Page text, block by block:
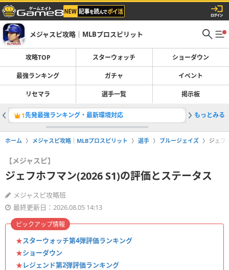
メジャスピ攻略｜MLBプロスピリット
攻略TOP スターウォッチ ショーダウン
最強ランキング ガチャ イベント
リセマラ 選手一覧 掲示板
1先発最強ランキング・最新環境対応 2OTWお
もっとみる
ホーム メジャスピ攻略｜MLBプロスピリット 選手 ブルージェイズ ジェフ
【メジャスピ】
ジェフホフマン(2026 S1)の評価とステータス
メジャスピ攻略班
最終更新日：2026.08.05 14:13
★スターウォッチ第4弾評価ランキング
★ショーダウン
★レジェンド第2弾評価ランキング
ピックアップ情報